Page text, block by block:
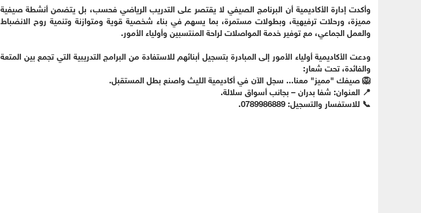
وأكدت إدارة الأكاديمية أن البرنامج الصيفي لا يقتصر على التدريب الرياضي فحسب، بل يتضمن أنشطة صيفية
مميزة، ورحلات ترفيهية، وبطولات مستمرة، بما يسهم في بناء شخصية قوية ومتوازنة وتنمية روح الانضباط
والعمل الجماعي، مع توفير خدمة المواصلات لراحة المنتسبين وأولياء الأمور.
ودعت الأكاديمية أولياء الأمور إلى المبادرة بتسجيل أبنائهم للاستفادة من البرامج التدريبية التي تجمع بين المتعة
والفائدة، تحت شعار:
🦁 صيفك "مميز" معنا... سجل الآن في أكاديمية الليث واصنع بطل المستقبل.
📍 العنوان: شفا بدران – بجانب أسواق سلالة.
📞 للاستفسار والتسجيل: 0789986889.